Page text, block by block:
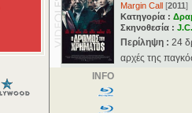
Margin Call [2011]
Κατηγορία :
Σκηνοθεσία :
Περίληψη : 24
αρχές της
INFO